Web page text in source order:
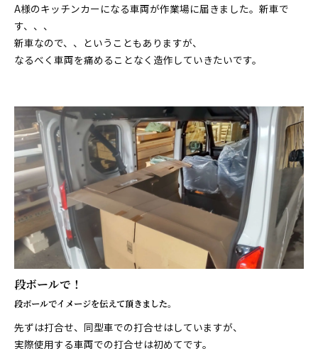
A様のキッチンカーになる車両が作業場に届きました。新車で
す、、、
新車なので、、ということもありますが、
なるべく車両を痛めることなく造作していきたいです。
段ボールで！
段ボールでイメージを伝えて頂きました。
先ずは打合せ、同型車での打合せはしていますが、
実際使用する車両での打合せは初めてです。